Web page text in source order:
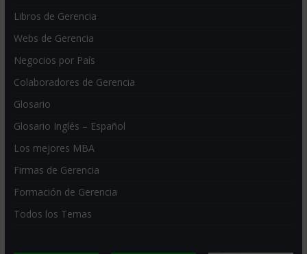
Libros de Gerencia
Webs de Gerencia
Negocios por País
Colaboradores de Gerencia
Glosario
Glosario Inglés – Español
Los mejores MBA
Firmas de Gerencia
Formación de Gerencia
Todos los Temas